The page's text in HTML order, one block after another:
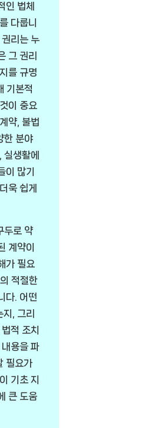
인 법체
다룹니
리는 누
그 권리
를 규명
기본적
이 중요
약, 불법
한 분야
생활에
이 많기
욱 쉽게
두로 약
계약이
가 필요
적절한
다. 어떤
, 그리
적 조치
용을 파
필요가
기초 지
큰 도움